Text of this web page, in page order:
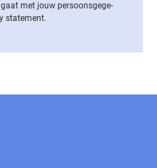
met jouw per­soons­ge­ge­
statement.